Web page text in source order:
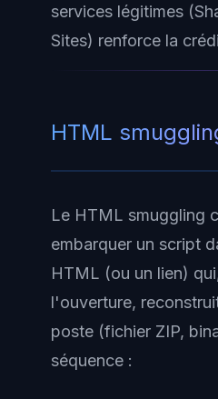
services légitimes
Sites) renforce la
HTML
Le HTML smuggling
embarquer un script
HTML (ou un lien)
l'ouverture,
poste (fichier ZIP,
séquence :